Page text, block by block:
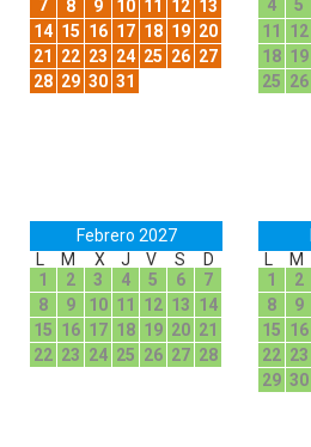
7
8 9 10 11 12 13
14 15 16 17 18 19 20
21
22 23 24 25 26 27
28 29 30 31
4
5
11
12
18 19
25 26
Febrero 2027
L
M X J V S
D
1
2 3 4 5 6
7
8
9 10 11 12 13 14
15 16 17 18 19 20 21
22 23 24 25 26 27 28
L
M
1
2
8
9
15 16
22 23
29 30